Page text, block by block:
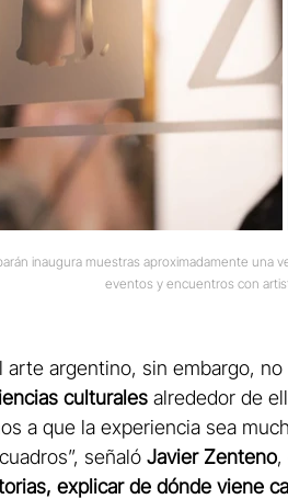
inaugura muestras aproximadamente una
eventos y encuentros con
argentino, sin embargo,
culturales alrededor de
a que la experiencia sea
señaló Javier Zenteno,
explicar de dónde viene